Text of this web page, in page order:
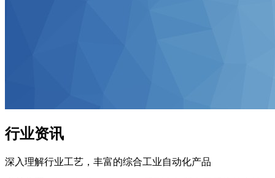
行业资讯
深入理解行业工艺，丰富的综合工业自动化产品